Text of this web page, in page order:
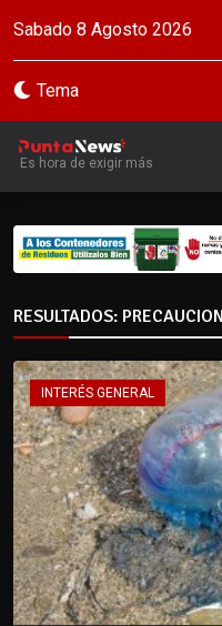
Sabado 8 Agosto 2026
Tema
Es hora de exigir más
RESULTADOS:
INTERÉS GENERAL